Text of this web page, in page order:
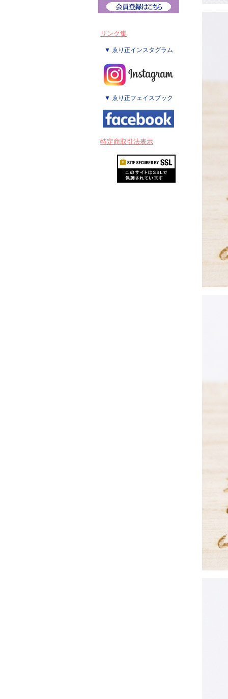
リンク集
▼ ゑり正インスタグラム
▼ ゑり正フェイスブック
特定商取引法表示